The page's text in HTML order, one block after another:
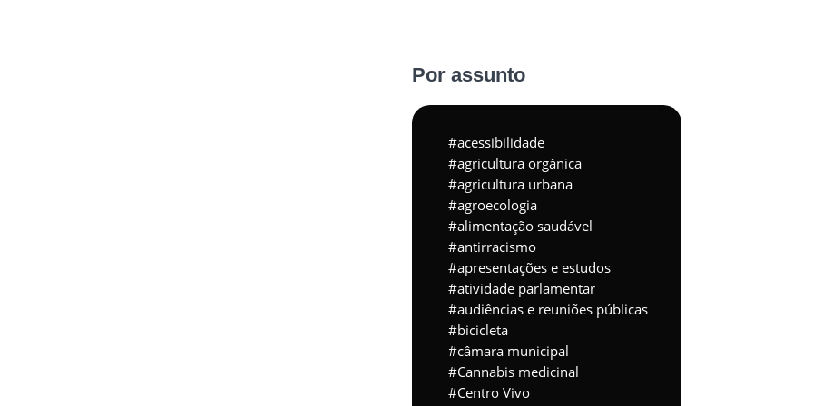
Por assunto
acessibilidade
agricultura orgânica
agricultura urbana
agroecologia
alimentação saudável
antirracismo
apresentações e estudos
atividade parlamentar
audiências e reuniões públicas
bicicleta
câmara municipal
Cannabis medicinal
Centro Vivo